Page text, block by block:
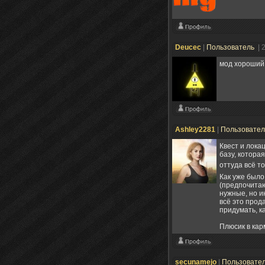
Deucec Пользователь
|
мод
Ashley2281
Квест и
базу,
оттуда всё
Как уже
нужные, но
всё это
придумать,
Плюсик в
secunamejo